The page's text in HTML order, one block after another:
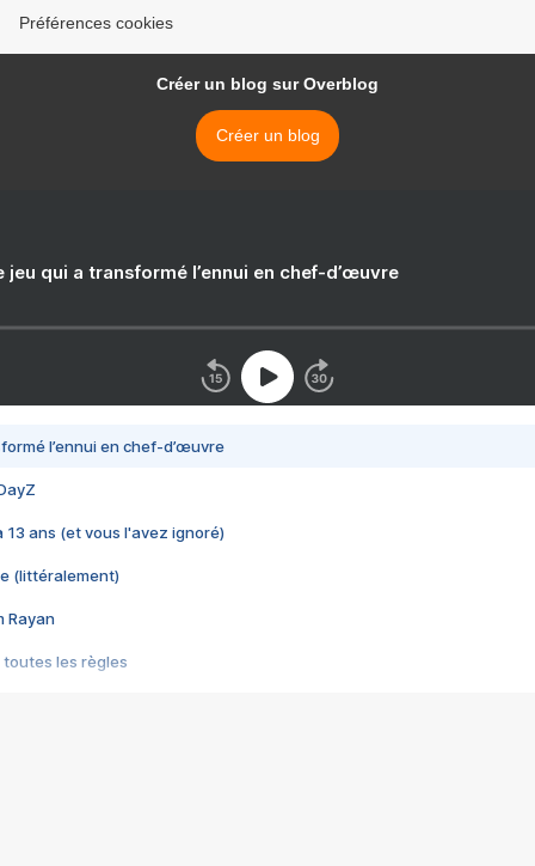
Préférences cookies
Créer un blog sur Overblog
Créer un blog
jeu qui a transformé l’ennui en chef-d’œuvre
l’ennui en chef-d’œuvre
13 ans (et vous l'avez ignoré)
(littéralement)
Rayan
toutes les règles